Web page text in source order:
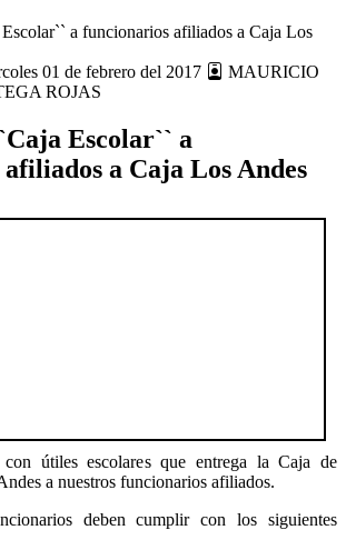
01 de febrero del 2017
MAURICIO
ROJAS
Escolar`` a
a Caja Los Andes
con útiles escolares que entrega la Caja de
a nuestros funcionarios afiliados.
deben cumplir con los siguientes